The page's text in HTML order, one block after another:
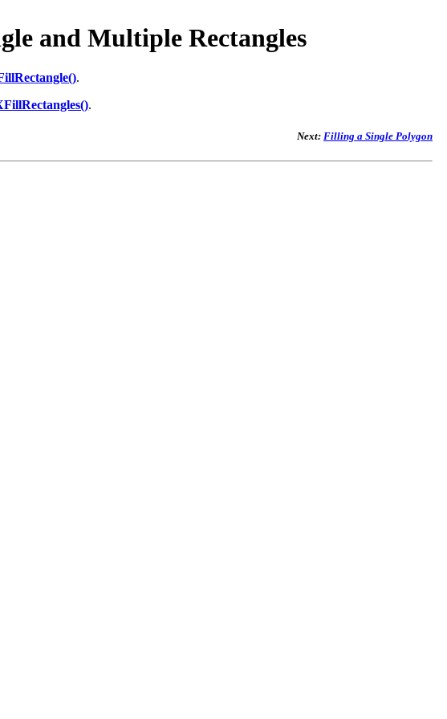
and Multiple Rectangles
.
.
Next: Filling a Single Polygon